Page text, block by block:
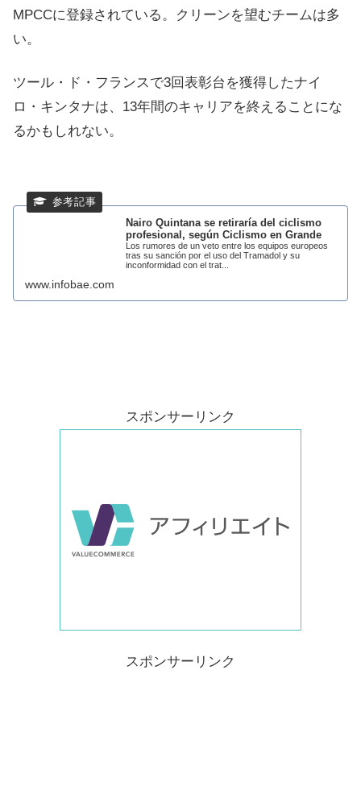
MPCCに登録されている。クリーンを望むチームは多
い。
ツール・ド・フランスで3回表彰台を獲得したナイ
ロ・キンタナは、13年間のキャリアを終えることにな
るかもしれない。
Nairo Quintana se retiraría del ciclismo
profesional, según Ciclismo en Grande
Los rumores de un veto entre los equipos europeos
tras su sanción por el uso del Tramadol y su
inconformidad con el trat...
www.infobae.com
スポンサーリンク
スポンサーリンク